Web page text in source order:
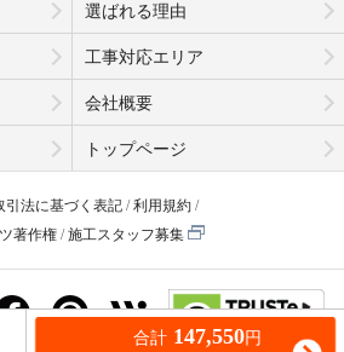
選ばれる理由
工事対応エリア
会社概要
トップページ
引法に基づく表記
利用規約
著作権
施工スタッフ募集
合計 147,550